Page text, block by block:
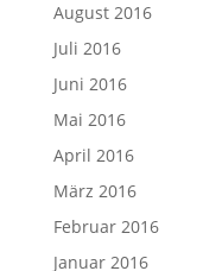
August 2016
Juli 2016
Juni 2016
Mai 2016
April 2016
März 2016
Februar 2016
Januar 2016